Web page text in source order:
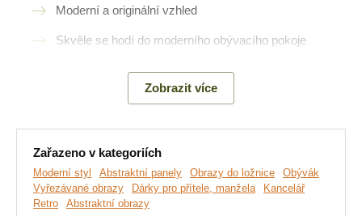
Moderní a originální vzhled
Skvěle se hodí do moderního obývacího pokoje
Jednoduchá montáž na zeď
Dřevěný 3 mm hrubý materiál
Na výběr 2 velikosti a mnoho dekorů
Montáž, kterou zvládne každý:
Zobrazit více
Zařazeno v kategoriích
Moderní styl Abstraktní panely Obrazy do ložnice
Obývák
Vyřezávané obrazy
Dárky pro přítele, manžela
Kancelář
Retro
Abstraktní obrazy